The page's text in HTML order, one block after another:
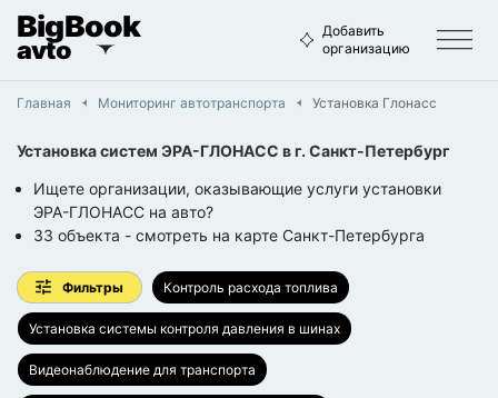
BigBook
avto
Добавить
организацию
Главная Мониторинг автотранспорта Установка Глонасс
Установка систем ЭРА-ГЛОНАСС в г. Санкт-Петербург
Ищете организации, оказывающие услуги установки
ЭРА-ГЛОНАСС на авто?
33 объекта - смотреть на карте Санкт-Петербурга
Фильтры Контроль расхода топлива
Установка системы контроля давления в шинах
Видеонаблюдение для транспорта